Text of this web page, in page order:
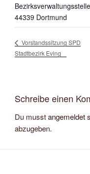
44339 Dortmund
Vorstandssitzung SPD
Stadtbezirk Eving
Schreibe einen
Du musstangemeldet
abzugeben.